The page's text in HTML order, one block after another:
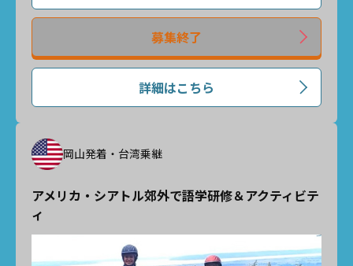
募集終了
詳細はこちら
岡山発着・台湾乗継
アメリカ・シアトル郊外で語学研修＆アクティビテ
ィ